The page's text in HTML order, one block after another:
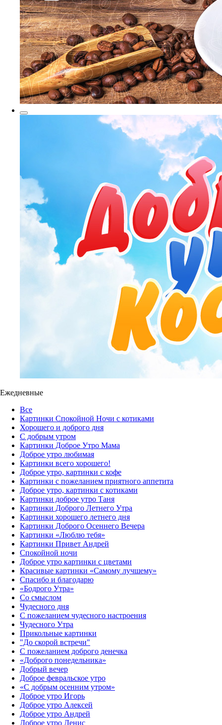
Ежедневные
Все
Картинки Спокойной Ночи с котиками
Хорошего и доброго дня
С добрым утром
Картинки Доброе Утро Мама
Доброе утро любимая
Картинки всего хорошего!
Доброе утро, картинки с кофе
Картинки с пожеланием приятного аппетита
Доброе утро, картинки с котиками
Картинки доброе утро Таня
Картинки Доброго Летнего Утра
Картинки хорошего летнего дня
Картинки Доброго Осеннего Вечера
Картинки «Люблю тебя»
Картинки Привет Андрей
Спокойной ночи
Доброе утро картинки с цветами
Красивые картинки «Самому лучшему»
Спасибо и благодарю
«‎Бодрого Утра»‎
Со смыслом
Чудесного дня
С пожеланием чудесного настроения
Чудесного Утра
Прикольные картинки
"До скорой встречи"
С пожеланием доброго денечка
«Доброго понедельника»‎
Добрый вечер
Доброе февральское утро
«С добрым осенним утром»‎
Доброе утро Игорь
Доброе утро Алексей
Доброе утро Андрей
Доброе утро Денис